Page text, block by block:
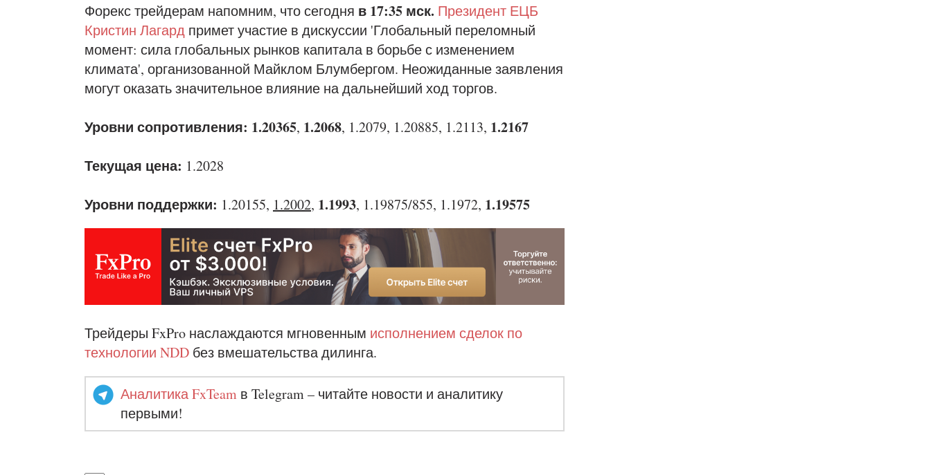
Форекс трейдерам напомним, что сегодня в 17:35 мск. Президент ЕЦБ
Кристин Лагард примет участие в дискуссии 'Глобальный переломный
момент: сила глобальных рынков капитала в борьбе с изменением
климата', организованной Майклом Блумбергом. Неожиданные заявления
могут оказать значительное влияние на дальнейший ход торгов.
Уровни сопротивления: 1.20365, 1.2068, 1.2079, 1.20885, 1.2113, 1.2167
Текущая цена: 1.2028
Уровни поддержки: 1.20155, 1.2002, 1.1993, 1.19875/855, 1.1972, 1.19575
Трейдеры FxPro наслаждаются мгновенным исполнением сделок по
технологии NDD без вмешательства дилинга.
Аналитика FxTeam в Telegram – читайте новости и аналитику
первыми!